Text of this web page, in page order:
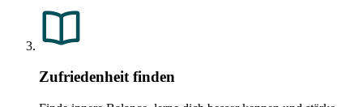
Zufriedenheit finden